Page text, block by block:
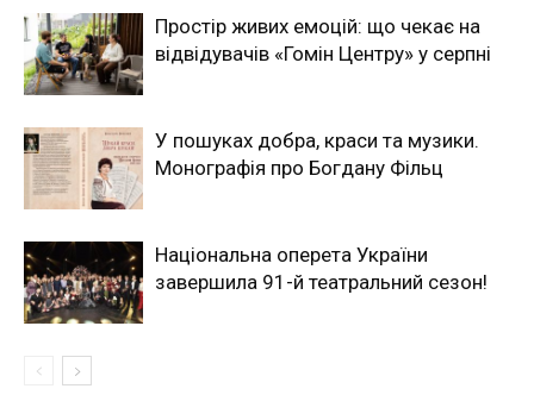
Простір живих емоцій: що чекає на
відвідувачів «Гомін Центру» у серпні
У пошуках добра, краси та музики.
Монографія про Богдану Фільц
Національна оперета України
завершила 91-й театральний сезон!